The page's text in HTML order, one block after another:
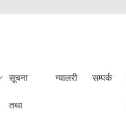
सूचना
तथा
ग्यालरी सम्पर्क